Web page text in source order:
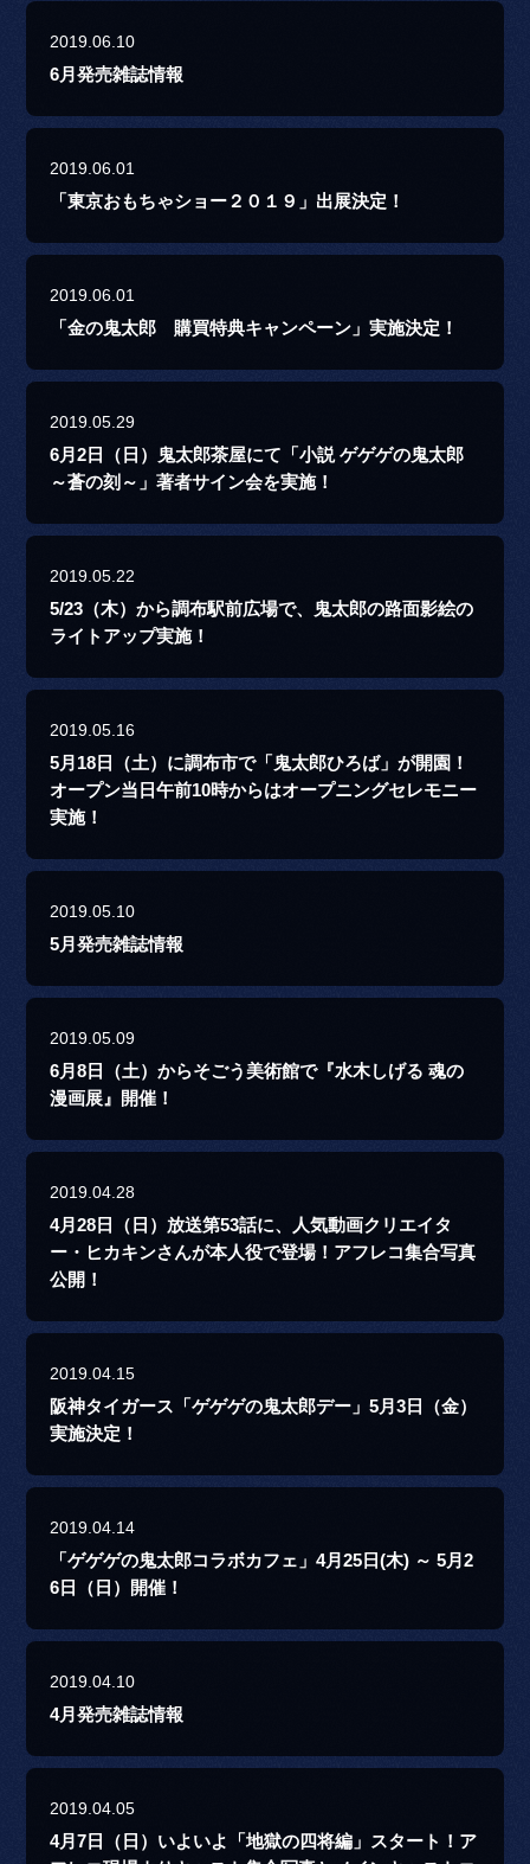
2019.06.10
6月発売雑誌情報
2019.06.01
「東京おもちゃショー２０１９」出展決定！
2019.06.01
「金の鬼太郎 購買特典キャンペーン」実施決定！
2019.05.29
6月2日（日）鬼太郎茶屋にて「小説 ゲゲゲの鬼太郎
～蒼の刻～」著者サイン会を実施！
2019.05.22
5/23（木）から調布駅前広場で、鬼太郎の路面影絵の
ライトアップ実施！
2019.05.16
5月18日（土）に調布市で「鬼太郎ひろば」が開園！
オープン当日午前10時からはオープニングセレモニー
実施！
2019.05.10
5月発売雑誌情報
2019.05.09
6月8日（土）からそごう美術館で『水木しげる 魂の
漫画展』開催！
2019.04.28
4月28日（日）放送第53話に、人気動画クリエイタ
ー・ヒカキンさんが本人役で登場！アフレコ集合写真
公開！
2019.04.15
阪神タイガース「ゲゲゲの鬼太郎デー」5月3日（金）
実施決定！
2019.04.14
「ゲゲゲの鬼太郎コラボカフェ」4月25日(木) ～ 5月2
6日（日）開催！
2019.04.10
4月発売雑誌情報
2019.04.05
4月7日（日）いよいよ「地獄の四将編」スタート！ア